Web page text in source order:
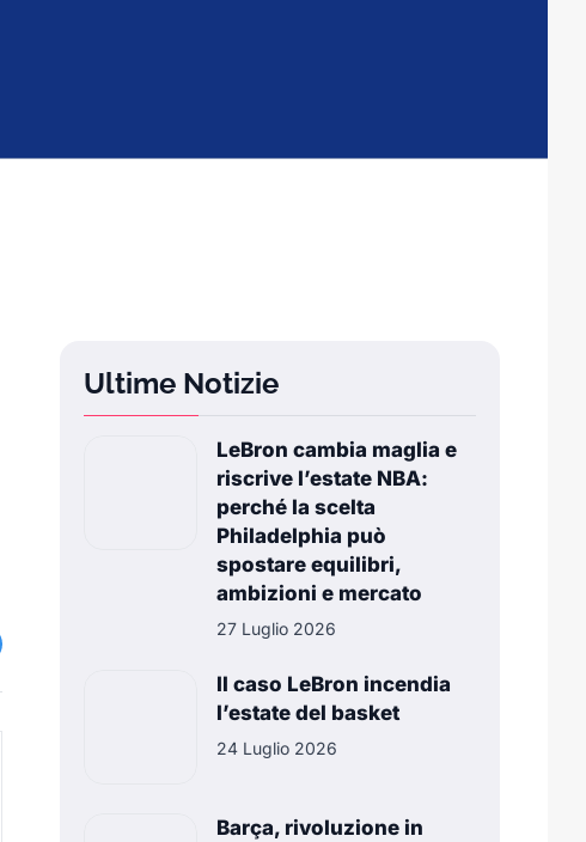
Ultime Notizie
LeBron cambia maglia e
riscrive l’estate NBA:
perché la scelta
Philadelphia può
spostare equilibri,
ambizioni e mercato
27 Luglio 2026
Il caso LeBron incendia
l’estate del basket
24 Luglio 2026
Barça, rivoluzione in